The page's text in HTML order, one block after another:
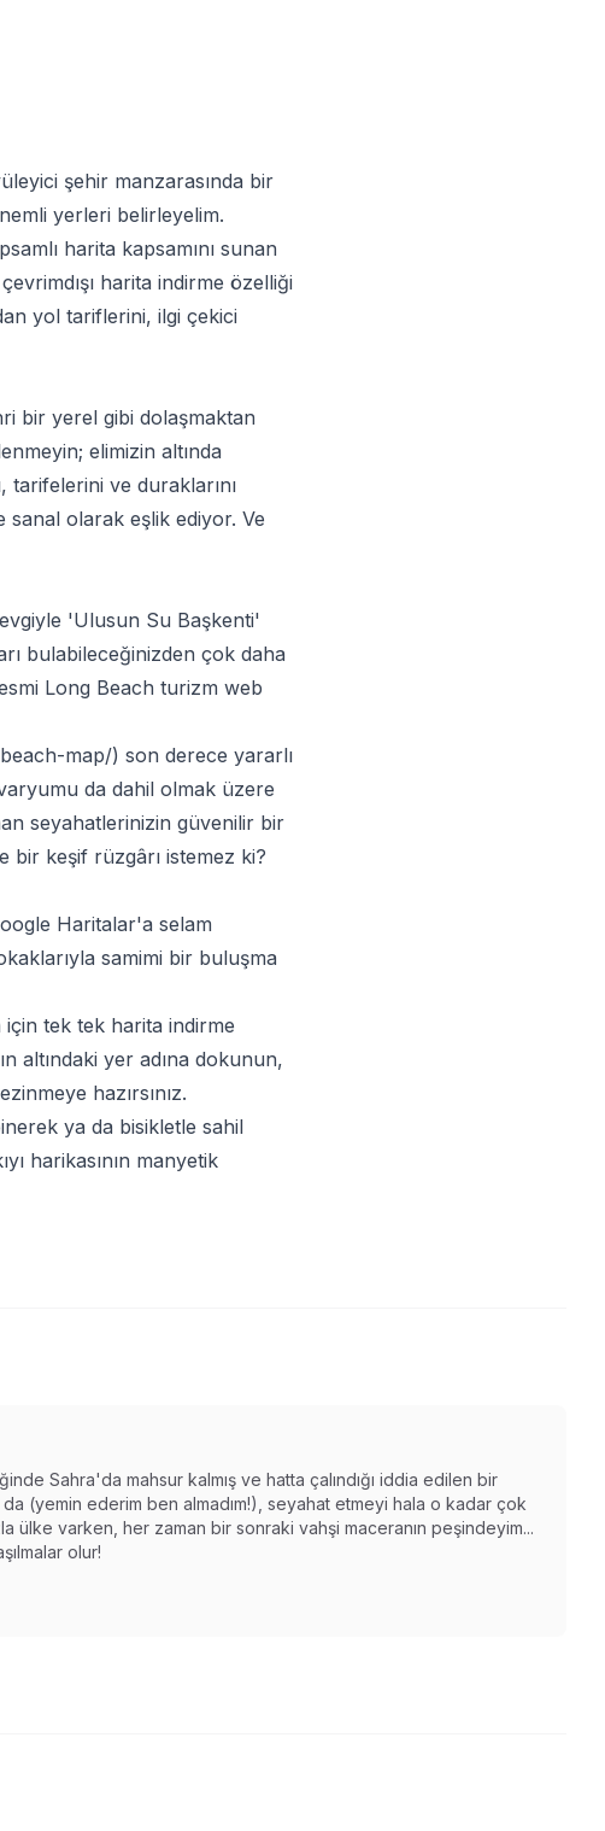
şehir manzarasında bir
yerleri belirleyelim.
harita kapsamını sunan
harita indirme özelliği
yol tariflerini, ilgi çekici
bir yerel gibi dolaşmaktan
elimizin altında
tarifelerini ve duraklarını
sanal olarak eşlik ediyor. Ve
'Ulusun Su Başkenti'
bulabileceğinizden çok daha
Long Beach turizm web
map/) son derece yararlı
da dahil olmak üzere
seyahatlerinizin güvenilir bir
bir keşif rüzgârı istemez ki?
Haritalar'a selam
samimi bir buluşma
için tek tek harita indirme
altındaki yer adına dokunun,
hazırsınız.
ya da bisikletle sahil
harikasının manyetik
Sahra'da mahsur kalmış ve hatta çalındığı iddia edilen bir
(yemin ederim ben almadım!), seyahat etmeyi hala o kadar çok
ülke varken, her zaman bir sonraki vahşi maceranın peşindeyim...
olur!